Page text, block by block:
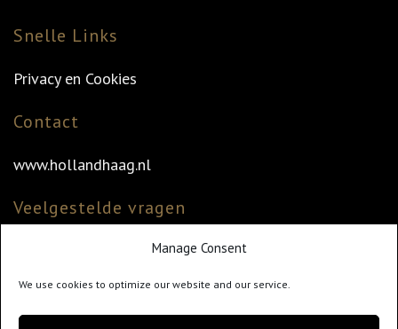
Manage Consent
We use cookies to optimize our website and our service.
Snelle Links
Privacy en Cookies
Contact
www.hollandhaag.nl
Veelgestelde vragen
Veelgestelde vragen
Klantenservice